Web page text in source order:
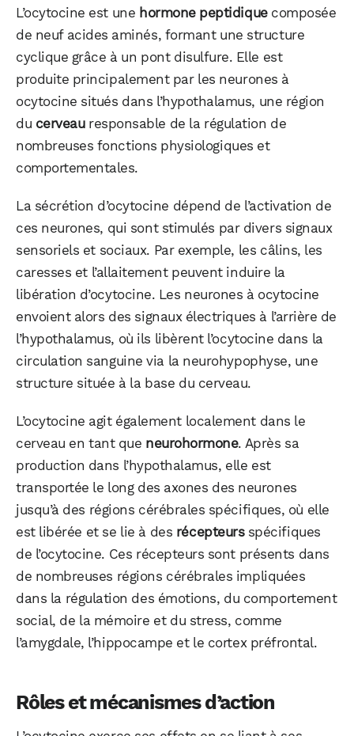
L’ocytocine est une hormone peptidiquecomposée
de neuf acides aminés, formant une structure
cyclique grâce à un pont disulfure. Elle est
produite principalement par les neurones à
ocytocine situés dans l’hypothalamus, une région
du cerveauresponsable de la régulation de
nombreuses fonctions physiologiques et
comportementales.
La sécrétion d’ocytocine dépend de l’activation de
ces neurones, qui sont stimulés par divers signaux
sensoriels et sociaux. Par exemple, les câlins, les
caresses et l’allaitement peuvent induire la
libération d’ocytocine. Les neurones à ocytocine
envoient alors des signaux électriques à l’arrière de
l’hypothalamus, où ils libèrent l’ocytocine dans la
circulation sanguine via la neurohypophyse, une
structure située à la base du cerveau.
L’ocytocine agit également localement dans le
cerveau en tant que neurohormone. Après sa
production dans l’hypothalamus, elle est
transportée le long des axones des neurones
jusqu’à des régions cérébrales spécifiques, où elle
est libérée et se lie à des récepteursspécifiques
de l’ocytocine. Ces récepteurs sont présents dans
de nombreuses régions cérébrales impliquées
dans la régulation des émotions, du comportement
social, de la mémoire et du stress, comme
l’amygdale, l’hippocampe et le cortex préfrontal.
Rôles et mécanismes d’action